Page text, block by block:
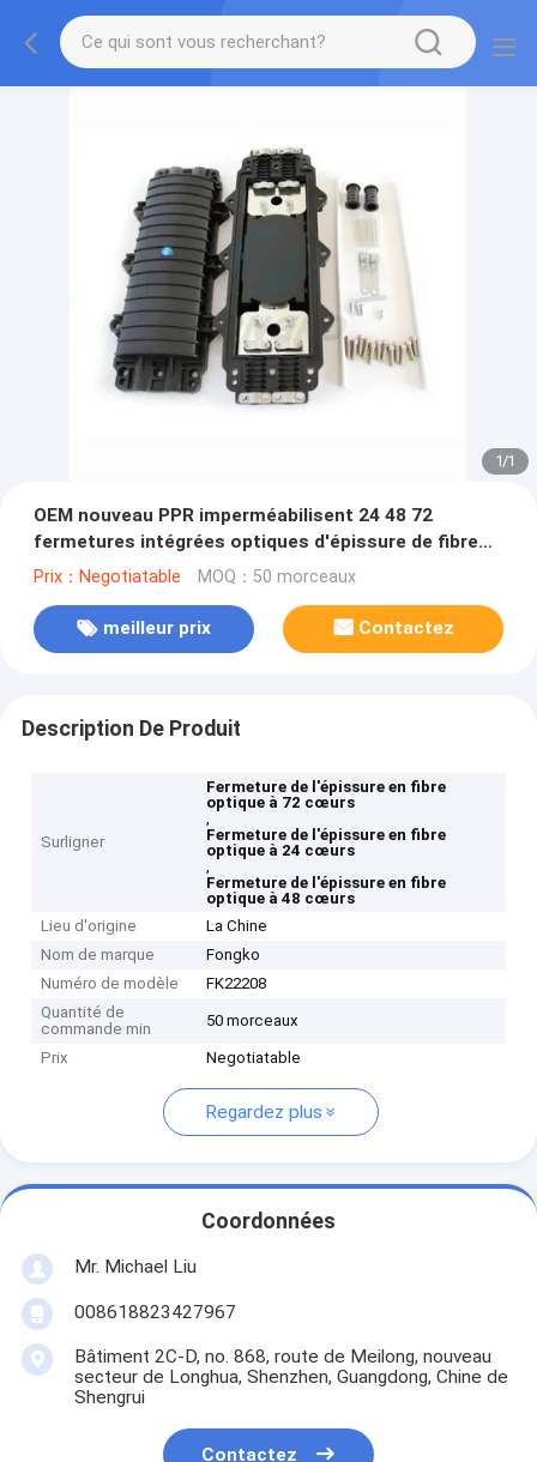
1/1
OEM nouveau PPR imperméabilisent 24 48 72
fermetures intégrées optiques d'épissure de fibre
de sortie de l'entrée 2 des noyaux 2
Prix：Negotiatable MOQ：50 morceaux
meilleur prix Contactez
Description De Produit
Surligner
Fermeture de l'épissure en fibre
optique à 72 cœurs
,
Fermeture de l'épissure en fibre
optique à 24 cœurs
,
Fermeture de l'épissure en fibre
optique à 48 cœurs
Lieu d'origine
La Chine
Nom de marque
Fongko
Numéro de modèle
FK22208
Quantité de
commande min
50 morceaux
Prix Negotiatable
Regardez plus
Coordonnées
Mr. Michael Liu
008618823427967
Bâtiment 2C-D, no. 868, route de Meilong, nouveau
secteur de Longhua, Shenzhen, Guangdong, Chine de
Shengrui
Contactez